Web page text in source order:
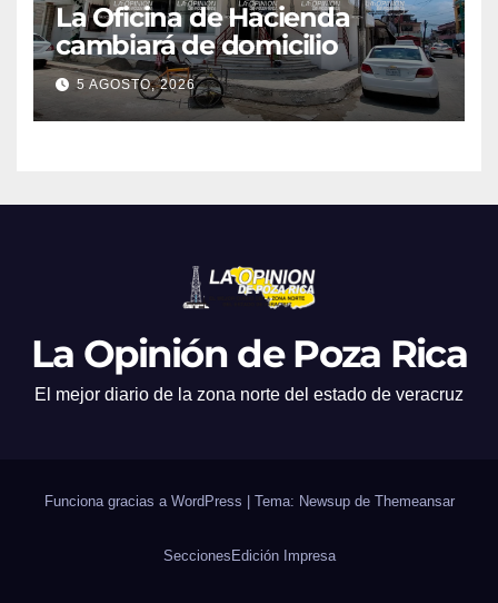
La Oficina de Hacienda
cambiará de domicilio
5 AGOSTO, 2026
La Opinión de Poza Rica
El mejor diario de la zona norte del estado de veracruz
Funciona gracias a WordPress Tema: Newsup de Themeansar
SeccionesEdición Impresa